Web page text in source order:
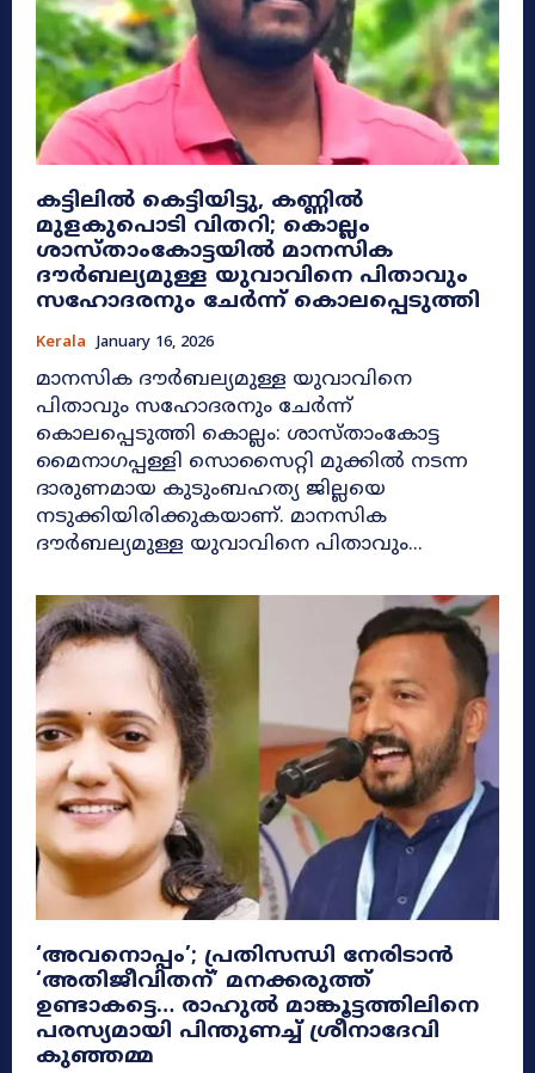
കട്ടിലിൽ കെട്ടിയിട്ടു, കണ്ണിൽ
മുളകുപൊടി വിതറി; കൊല്ലം
ശാസ്‌താംകോട്ടയിൽ മാനസിക
ദൗർബല്യമുള്ള യുവാവിനെ പിതാവും
സഹോദരനും ചേർന്ന് കൊലപ്പെടുത്തി
Kerala January 16, 2026
മാനസിക ദൗർബല്യമുള്ള യുവാവിനെ
പിതാവും സഹോദരനും ചേർന്ന്
കൊലപ്പെടുത്തി കൊല്ലം: ശാസ്താംകോട്ട
മൈനാഗപ്പള്ളി സൊസൈറ്റി മുക്കിൽ നടന്ന
ദാരുണമായ കുടുംബഹത്യ ജില്ലയെ
നടുക്കിയിരിക്കുകയാണ്. മാനസിക
ദൗർബല്യമുള്ള യുവാവിനെ പിതാവും...
‘അവനൊപ്പം’; പ്രതിസന്ധി നേരിടാൻ
‘അതിജീവിതന്’ മനക്കരുത്ത്
ഉണ്ടാകട്ടെ… രാഹുൽ മാങ്കൂട്ടത്തിലിനെ
പരസ്യമായി പിന്തുണച്ച് ശ്രീനാദേവി
കുഞ്ഞമ്മ